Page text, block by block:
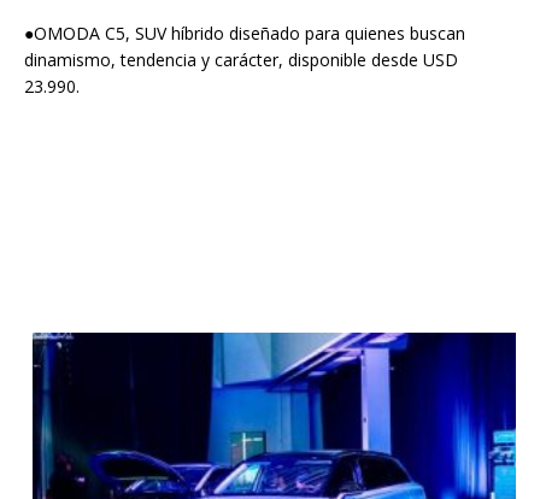
●OMODA C5, SUV híbrido diseñado para quienes buscan
dinamismo, tendencia y carácter, disponible desde USD
23.990.